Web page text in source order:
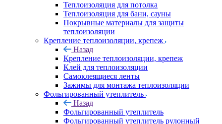
Теплоизоляция для потолка
Теплоизоляция для бани, сауны
Покрывные материалы для защиты
теплоизоляции
Крепление теплоизоляции, крепеж
Назад
Крепление теплоизоляции, крепеж
Клей для теплоизоляции
Самоклеящиеся ленты
Зажимы для монтажа теплоизоляции
Фольгированный утеплитель
Назад
Фольгированный утеплитель
Фольгированный утеплитель рулонный